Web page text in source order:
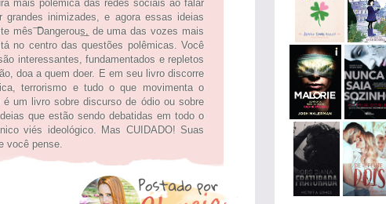
mais polêmica das redes sociais ao falar
inimizades, e agora essas ideias
mês ͞Dangerous͟, de uma das vozes mais
no centro das questões polêmicas. Você
interessantes, fundamentados e repletos
doa a quem doer. E em seu livro discorre
terrorismo e tudo o que movimenta o
um livro sobre discurso de ódio ou sobre
que estão sendo debatidas em todo o
viés ideológico. Mas CUIDADO! Suas
você pense.